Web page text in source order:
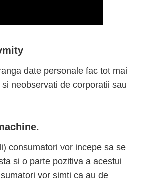
date personale fac tot mai
neobservati de corporatii sau
consumatori vor incepe sa se
si o parte pozitiva a acestui
vor simti ca au de